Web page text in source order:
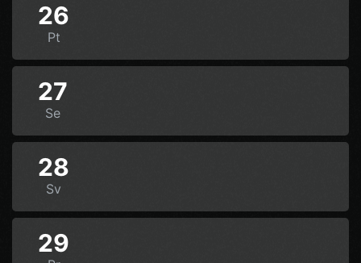
26
Pt
27
Se
28
Sv
29